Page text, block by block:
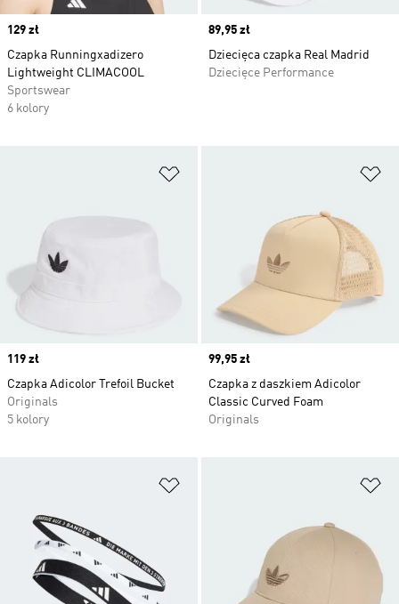
Price
129 zł
Czapka Runningxadizero
Lightweight CLIMACOOL
Sportswear
6 kolory
Price
89,95 zł
Dziecięca czapka Real Madrid
Dziecięce Performance
Price
119 zł
Czapka Adicolor Trefoil Bucket
Originals
5 kolory
Price
99,95 zł
Czapka z daszkiem Adicolor
Classic Curved Foam
Originals